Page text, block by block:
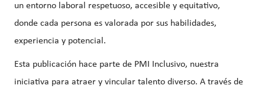
un entorno laboral respetuoso, accesible y equitativo,
donde cada persona es valorada por sus habilidades,
experiencia y potencial.
Esta publicación hace parte de PMI Inclusivo, nuestra
iniciativa para atraer y vincular talento diverso. A través de